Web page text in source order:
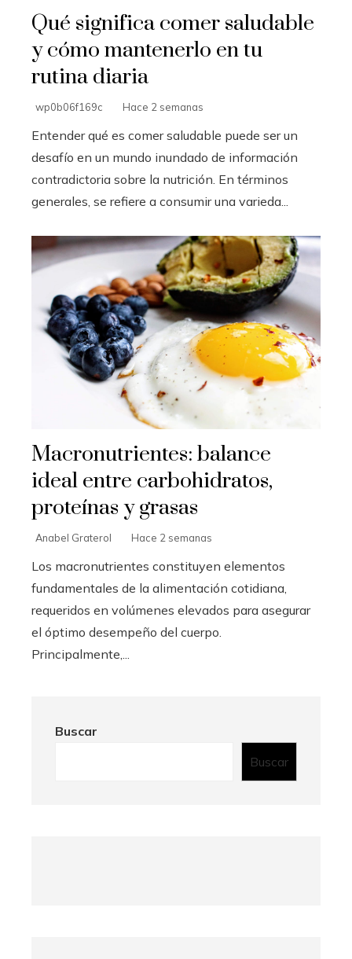
Qué significa comer saludable
y cómo mantenerlo en tu
rutina diaria
wp0b06f169c Hace 2 semanas
Entender qué es comer saludable puede ser un
desafío en un mundo inundado de información
contradictoria sobre la nutrición. En términos
generales, se refiere a consumir una varieda...
Macronutrientes: balance
ideal entre carbohidratos,
proteínas y grasas
Anabel Graterol Hace 2 semanas
Los macronutrientes constituyen elementos
fundamentales de la alimentación cotidiana,
requeridos en volúmenes elevados para asegurar
el óptimo desempeño del cuerpo.
Principalmente,...
Buscar
Buscar